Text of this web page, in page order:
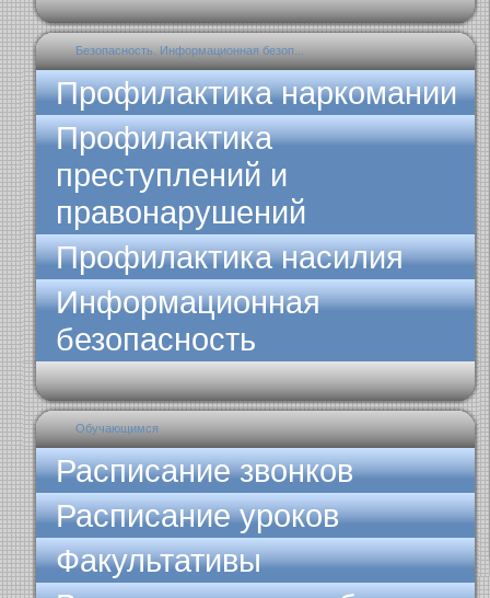
Безопасность. Информационная безоп...
Профилактика наркомании
Профилактика
преступлений и
правонарушений
Профилактика насилия
Информационная
безопасность
Обучающимся
Расписание звонков
Расписание уроков
Факультативы